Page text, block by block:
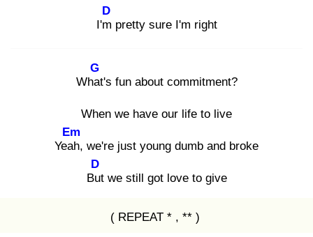
I'm
D
pretty sure I'm right
What
G
's fun about commitment?
When we have our life to live
Yeah
Em
, we're just young dumb and broke
But
D
we still got love to give
( REPEAT * , ** )